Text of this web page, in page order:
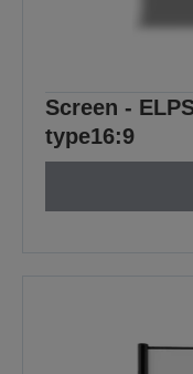
Screen -
type16:9